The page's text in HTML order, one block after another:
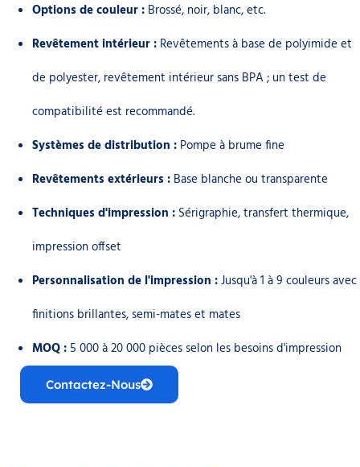
Options de couleur : Brossé, noir, blanc, etc.
Revêtement intérieur : Revêtements à base de polyimide et
de polyester, revêtement intérieur sans BPA ; un test de
compatibilité est recommandé.
Systèmes de distribution : Pompe à brume fine
Revêtements extérieurs : Base blanche ou transparente
Techniques d'impression : Sérigraphie, transfert thermique,
impression offset
Personnalisation de l'impression :Jusqu'à 1 à 9 couleurs avec
finitions brillantes, semi-mates et mates
MOQ : 5 000 à 20 000 pièces selon les besoins d'impression
Contactez-Nous